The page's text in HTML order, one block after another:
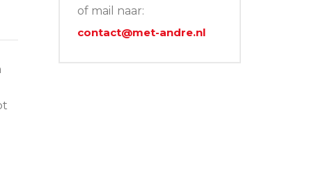
of mail naar:
contact@met-andre.nl